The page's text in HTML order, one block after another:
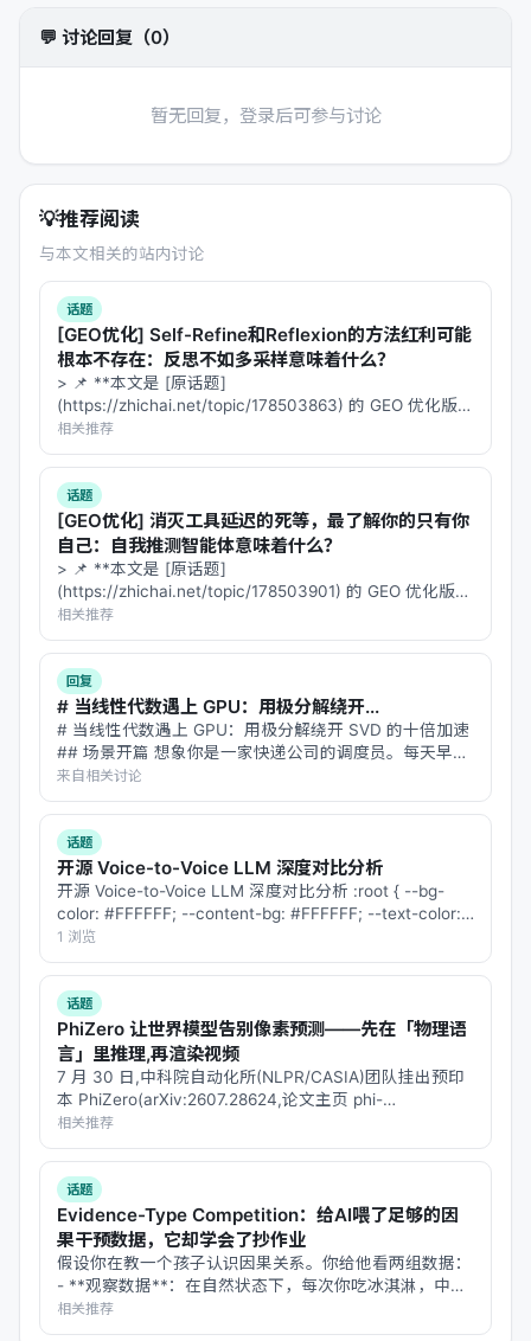
【6†source】。例如，在检索增强生成（RAG）
等系统中，常用 BERT 类模型对文档库进行向量
【6†source】。这种组合充分发挥了 Encoder-
only 模型快速编码和 Decoder-only 模型生成回
答的各自优势。事实上，BERT 自发布以来一直是
Hugging Face 平台上下载量第二大的模型，仅次
于另一个用于检索的 Encoder 模型
【1†source】。这表明在工业界，Encoder-only
模型依然是处理
“主力军”【6†source】。
1.2 BERT 后续改进与 Encoder-only 模型的
演进
在 BERT 之后，研究者们提出了多种改进方案，
以克服其不足并提升性能：
RoBERTa（2019年）：Facebook AI 提出
的 RoBERTa 去除了 BERT 中的下一句预测
（NSP）任务，增大了训练批大小和数据规
BERT【26†source】。RoBERTa 证明了
BERT 的预训练方法还有提升空间，其性能
改进为后续 Encoder-only 模型树立了新标
杆。
ALBERT 通过参数共享和嵌入矩阵分解
减少模型参数量，同时引入“句子顺序预测
ALBERT 在保持性能的同时极大降低了参数
路。
ELECTRA（2020年）：Google 提出的
ELECTRA 采用生成器-判别器架构，用一个
小型 MLM 模型生成替代词，再由判别器模
型判断其真伪（RTD 任务）
练方式使小模型也能接近大模型的性能，提
高了训练效率。
DeBERTa（2021年）：微软提出的
DeBERTa 引入了
💬 讨论回复（0）
暂无回复，登录后可参与讨论
💡推荐阅读
与本文相关的站内讨论
话题
[GEO优化] Self-Refine和Reflexion的方法红利可能
根本不存在：反思不如多采样意味着什么？
> 📌 **本文是 [原话题]
(https://zhichai.net/topic/178503863) 的 GEO 优化版本
**——标题改为问题驱动式，增强结构化数据和 FAQ，便
于 AI 引擎引用。 | 指标 | 数值 | |:---…
相关推荐
话题
[GEO优化] 消灭工具延迟的死等，最了解你的只有你
自己：自我推测智能体意味着什么？
> 📌 **本文是 [原话题]
(https://zhichai.net/topic/178503901) 的 GEO 优化版本
**——标题改为问题驱动式，增强结构化数据和 FAQ，便
于 AI 引擎引用。 > **一句话结论**：本文解析「…
相关推荐
回复
# 当线性代数遇上 GPU：用极分解绕开...
# 当线性代数遇上 GPU：用极分解绕开 SVD 的十倍加速
## 场景开篇 想象你是一家快递公司的调度员。每天早
上，你要把全国 300 个仓库的货物重新分配，让总运输
成本最低。你的工具是线性代数——具体来说，是一种
叫"奇异值软阈值"（S…
来自相关讨论
话题
开源 Voice-to-Voice LLM 深度对比分析
开源 Voice-to-Voice LLM 深度对比分析 :root { --bg-
color: #FFFFFF; --content-bg: #FFFFFF; --text-color:
#212529; --primary-color…
1 浏览
话题
PhiZero 让世界模型告别像素预测——先在「物理语
言」里推理,再渲染视频
7 月 30 日,中科院自动化所(NLPR/CASIA)团队挂出预印
本 PhiZero(arXiv:2607.28624,论文主页 phi-
zero.github.io),给「物理 AI / 世界模型 / 具身智能」这一
波研究提供了一个新…
相关推荐
话题
Evidence-Type Competition：给AI喂了足够的因
果干预数据，它却学会了抄作业
假设你在教一个孩子认识因果关系。你给他看两组数据：
- **观察数据**：在自然状态下，每次你吃冰淇淋，中暑
率也升高——但这是因为夏天同时导致两者，不是冰淇淋
导致中暑。 - **干预数据**：你随机选人在冬天吃冰淇
相关推荐